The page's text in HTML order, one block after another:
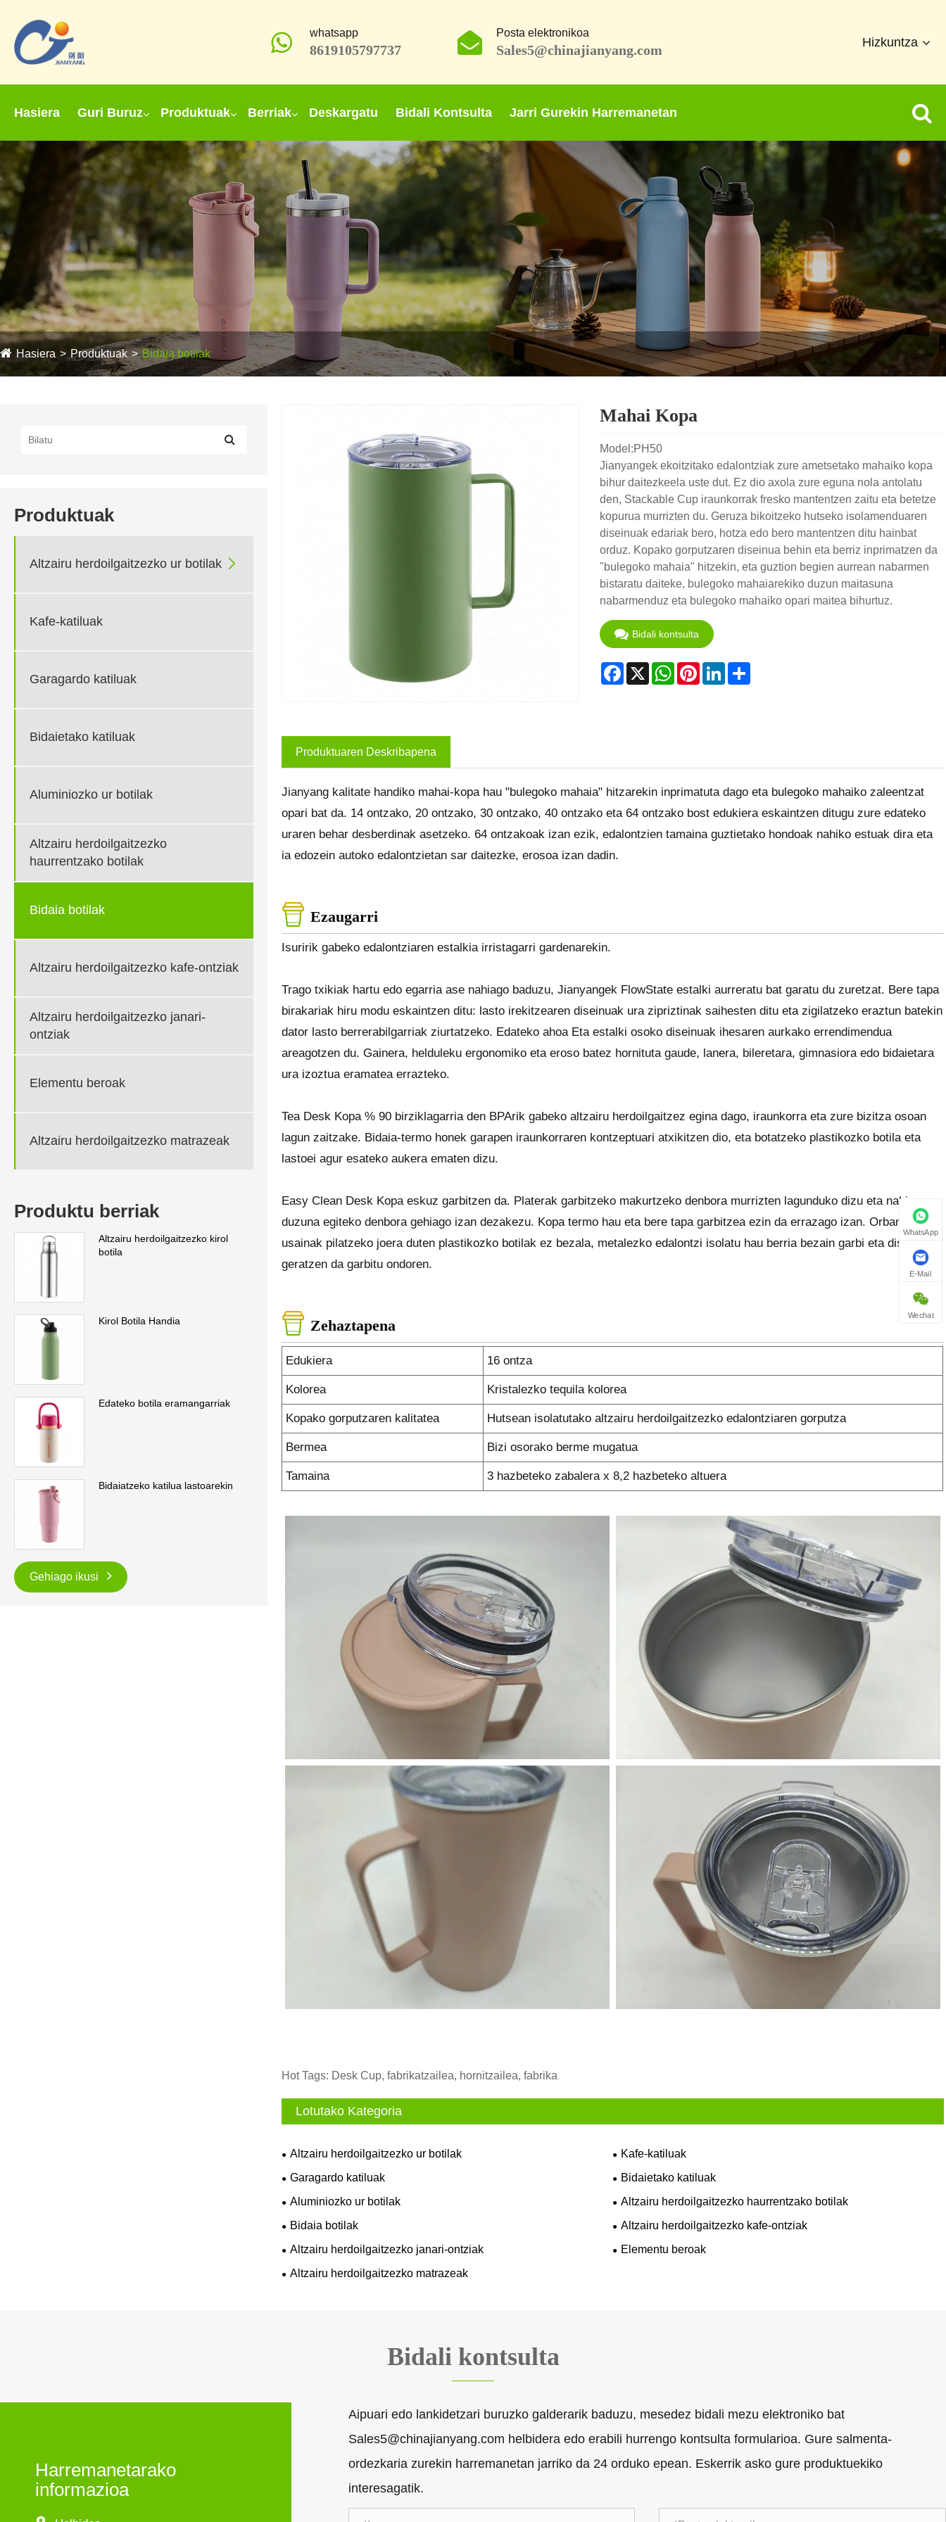
whatsapp
8619105797737
Posta elektronikoa
Sales5@chinajianyang.com
Hizkuntza
Hasiera Guri Buruz Produktuak Berriak Deskargatu Bidali Kontsulta Jarri Gurekin Harremanetan
Hasiera Produktuak Bidaia botilak
Produktuak
Altzairu herdoilgaitzezko ur botilak 
Kafe-katiluak
Garagardo katiluak
Bidaietako katiluak
Aluminiozko ur botilak
Altzairu herdoilgaitzezko
haurrentzako botilak
Bidaia botilak
Altzairu herdoilgaitzezko kafe-ontziak
Altzairu herdoilgaitzezko janari-
ontziak
Elementu beroak
Altzairu herdoilgaitzezko matrazeak
Produktu berriak
Altzairu herdoilgaitzezko kirol
botila
Kirol Botila Handia
Edateko botila eramangarriak
Bidaiatzeko katilua lastoarekin
Gehiago ikusi
Mahai Kopa
Model:PH50
Jianyangek ekoitzitako edalontziak zure ametsetako mahaiko kopa
bihur daitezkeela uste dut. Ez dio axola zure eguna nola antolatu
den, Stackable Cup iraunkorrak fresko mantentzen zaitu eta betetze
kopurua murrizten du. Geruza bikoitzeko hutseko isolamenduaren
diseinuak edariak bero, hotza edo bero mantentzen ditu hainbat
orduz. Kopako gorputzaren diseinua behin eta berriz inprimatzen da
"bulegoko mahaia" hitzekin, eta guztion begien aurrean nabarmen
bistaratu daiteke, bulegoko mahaiarekiko duzun maitasuna
nabarmenduz eta bulegoko mahaiko opari maitea bihurtuz.
Bidali kontsulta
Facebook
X WhatsApp
PinterestLinkedInShare
Produktuaren Deskribapena
Jianyang kalitate handiko mahai-kopa hau "bulegoko mahaia" hitzarekin inprimatuta dago eta bulegoko mahaiko zaleentzat
opari bat da. 14 ontzako, 20 ontzako, 30 ontzako, 40 ontzako eta 64 ontzako bost edukiera eskaintzen ditugu zure edateko
uraren behar desberdinak asetzeko. 64 ontzakoak izan ezik, edalontzien tamaina guztietako hondoak nahiko estuak dira eta
ia edozein autoko edalontzietan sar daitezke, erosoa izan dadin.
Ezaugarri
Isuririk gabeko edalontziaren estalkia irristagarri gardenarekin.
Trago txikiak hartu edo egarria ase nahiago baduzu, Jianyangek FlowState estalki aurreratu bat garatu du zuretzat. Bere tapa
birakariak hiru modu eskaintzen ditu: lasto irekitzearen diseinuak ura zipriztinak saihesten ditu eta zigilatzeko eraztun batekin
dator lasto berrerabilgarriak ziurtatzeko. Edateko ahoa Eta estalki osoko diseinuak ihesaren aurkako errendimendua
areagotzen du. Gainera, helduleku ergonomiko eta eroso batez hornituta gaude, lanera, bileretara, gimnasiora edo bidaietara
ura izoztua eramatea errazteko.
Tea Desk Kopa % 90 birziklagarria den BPArik gabeko altzairu herdoilgaitzez egina dago, iraunkorra eta zure bizitza osoan
lagun zaitzake. Bidaia-termo honek garapen iraunkorraren kontzeptuari atxikitzen dio, eta botatzeko plastikozko botila eta
lastoei agur esateko aukera ematen dizu.
Easy Clean Desk Kopa eskuz garbitzen da. Platerak garbitzeko makurtzeko denbora murrizten lagunduko dizu eta nahi
duzuna egiteko denbora gehiago izan dezakezu. Kopa termo hau eta bere tapa garbitzea ezin da errazago izan. Orbanak eta
usainak pilatzeko joera duten plastikozko botilak ez bezala, metalezko edalontzi isolatu hau berria bezain garbi eta distiratsu
geratzen da garbitu ondoren.
Zehaztapena
Edukiera 16 ontza
Kolorea Kristalezko tequila kolorea
Kopako gorputzaren kalitatea Hutsean isolatutako altzairu herdoilgaitzezko edalontziaren gorputza
Bermea Bizi osorako berme mugatua
Tamaina 3 hazbeteko zabalera x 8,2 hazbeteko altuera
Hot Tags: Desk Cup, fabrikatzailea, hornitzailea, fabrika
Lotutako Kategoria
Altzairu herdoilgaitzezko ur botilak
Kafe-katiluak
Garagardo katiluak
Bidaietako katiluak
Aluminiozko ur botilak
Altzairu herdoilgaitzezko haurrentzako botilak
Bidaia botilak
Altzairu herdoilgaitzezko kafe-ontziak
Altzairu herdoilgaitzezko janari-ontziak
Elementu beroak
Altzairu herdoilgaitzezko matrazeak
Bidali kontsulta
Harremanetarako
informazioa
Aipuari edo lankidetzari buruzko galderarik baduzu, mesedez bidali mezu elektroniko bat
Sales5@chinajianyang.com helbidera edo erabili hurrengo kontsulta formularioa. Gure salmenta-
ordezkaria zurekin harremanetan jarriko da 24 orduko epean. Eskerrik asko gure produktuekiko
interesagatik.
WhatsApp
E-Mail
Wechat